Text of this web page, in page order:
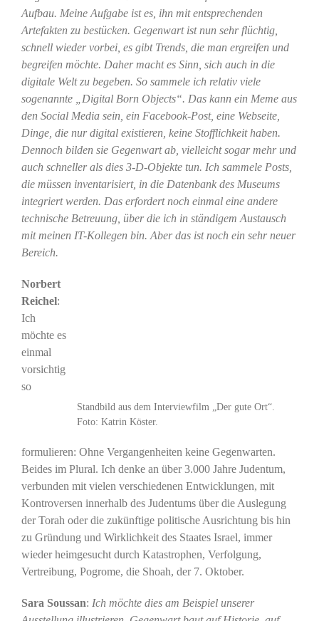
Aufbau. Meine Aufgabe ist es, ihn mit entsprechenden
Artefakten zu bestücken. Gegenwart ist nun sehr flüchtig,
schnell wieder vorbei, es gibt Trends, die man ergreifen und
begreifen möchte. Daher macht es Sinn, sich auch in die
digitale Welt zu begeben. So sammele ich relativ viele
sogenannte „Digital Born Objects“. Das kann ein Meme aus
den Social Media sein, ein Facebook-Post, eine Webseite,
Dinge, die nur digital existieren, keine Stofflichkeit haben.
Dennoch bilden sie Gegenwart ab, vielleicht sogar mehr und
auch schneller als dies 3-D-Objekte tun. Ich sammele Posts,
die müssen inventarisiert, in die Datenbank des Museums
integriert werden. Das erfordert noch einmal eine andere
technische Betreuung, über die ich in ständigem Austausch
mit meinen IT-Kollegen bin. Aber das ist noch ein sehr neuer
Bereich.
Standbild aus dem Interviewfilm „Der gute Ort“.
Foto: Katrin Köster.
Norbert
Reichel:
Ich
möchte es
einmal
vorsichtig
so
formulieren: Ohne Vergangenheiten keine Gegenwarten.
Beides im Plural. Ich denke an über 3.000 Jahre Judentum,
verbunden mit vielen verschiedenen Entwicklungen, mit
Kontroversen innerhalb des Judentums über die Auslegung
der Torah oder die zukünftige politische Ausrichtung bis hin
zu Gründung und Wirklichkeit des Staates Israel, immer
wieder heimgesucht durch Katastrophen, Verfolgung,
Vertreibung, Pogrome, die Shoah, der 7. Oktober.
Sara Soussan: Ich möchte dies am Beispiel unserer